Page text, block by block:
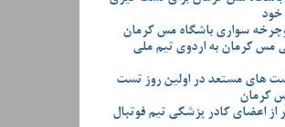
سواری باشگاه مس کرمان
مس کرمان به اردوی تیم ملی
های مستعد در اولین روز تست
کرمان
از اعضای کادر پزشکی تیم فوتبال